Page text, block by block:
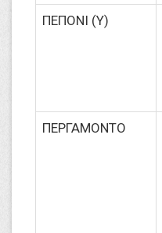
ΠΕΠΟΝΙ (Υ)
ΠΕΡΓΑΜΟΝΤΟ